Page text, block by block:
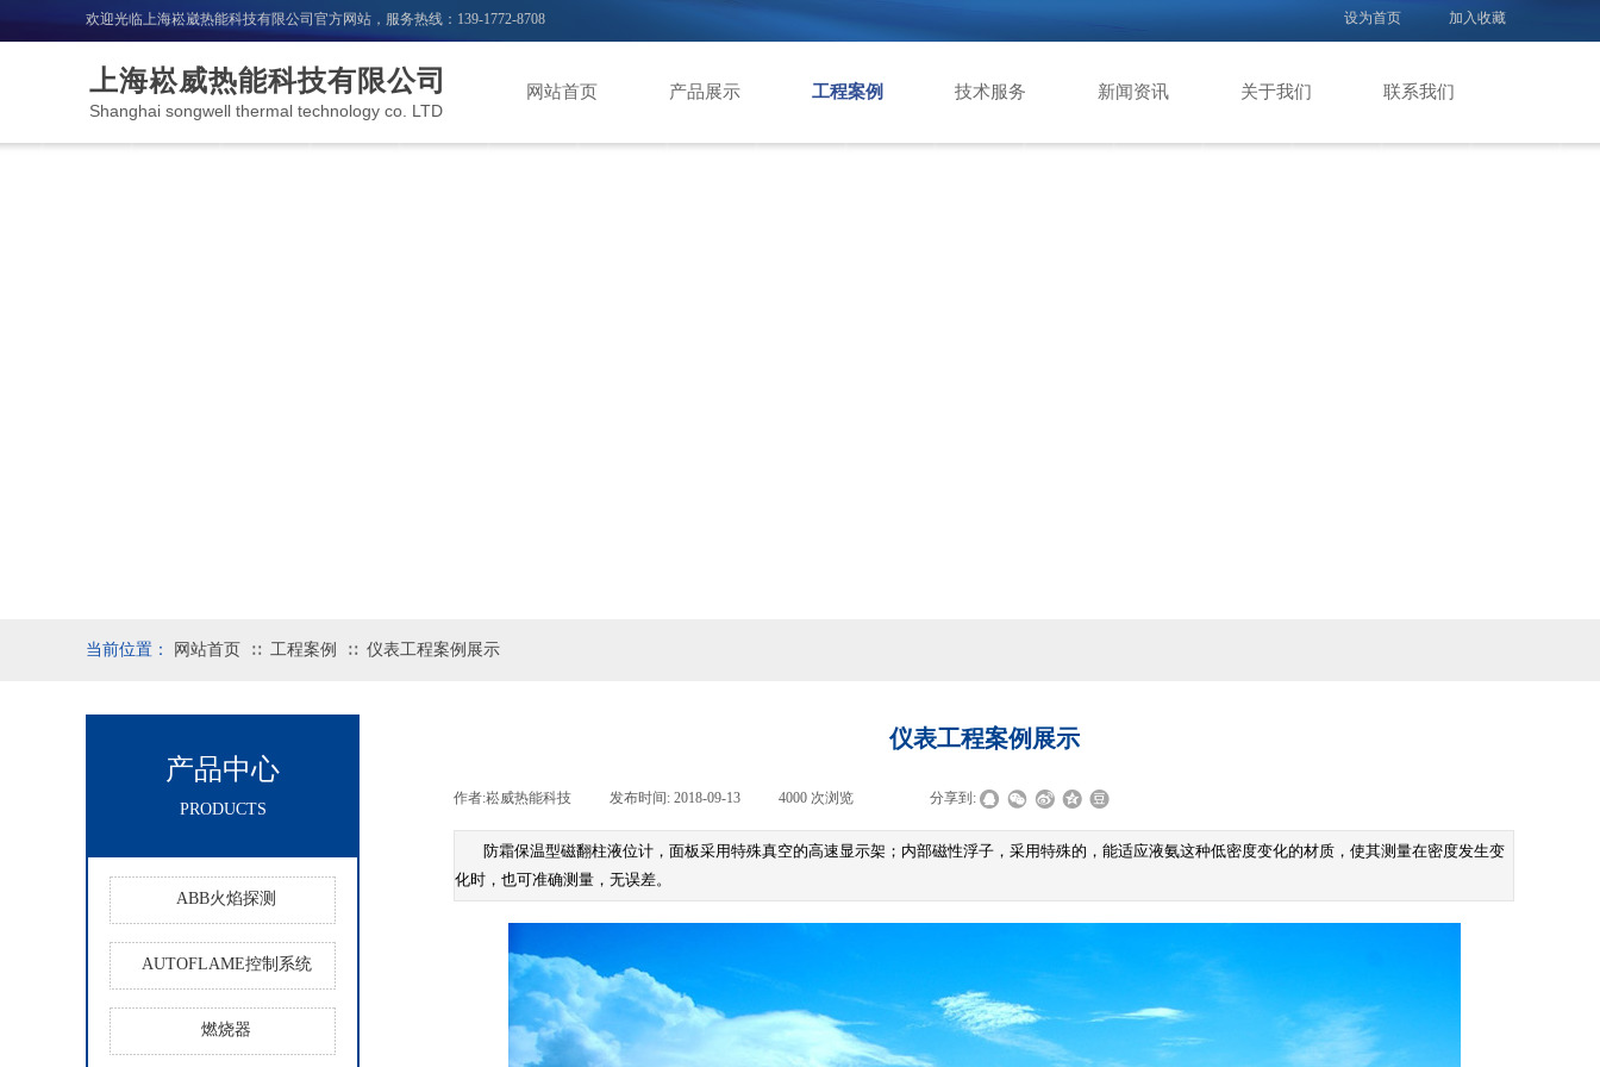
设为首页 加入收藏
欢迎光临上海崧崴热能科技有限公司官方网站，服务热线： 139-1772-8708
网站首页 产品展示 工程案例 技术服务 新闻资讯 关于我们 联系我们
上海崧威热能科技有限公司
Shanghai songwell thermal technology co. LTD
当前位置： 网站首页 ∷ 工程案例 ∷ 仪表工程案例展示
产品中心
PRODUCTS
ABB火焰探测
AUTOFLAME控制系统
燃烧器
仪表工程案例展示
作者:崧威热能科技 发布时间: 2018-09-13 4000 次浏览 分享到:
防霜保温型磁翻柱液位计，面板采用特殊真空的高速显示架；内部磁性浮子，采用特殊的，能适应液氨这种低密度变化的材质，使其测量在密度发生变
化时，也可准确测量，无误差。